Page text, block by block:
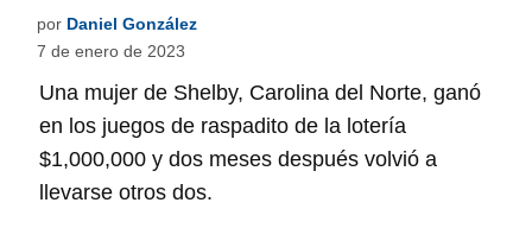
por Daniel González
7 de enero de 2023
Una mujer de Shelby, Carolina del Norte, ganó
en los juegos de raspadito de la lotería
$1,000,000 y dos meses después volvió a
llevarse otros dos.